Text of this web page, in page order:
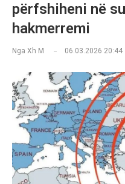
përfshiheni në
hakmerremi
Nga Xh M 06.03.2026 20:44